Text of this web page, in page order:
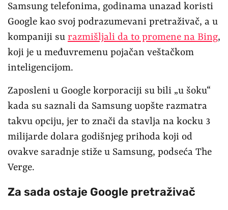
Samsung telefonima, godinama unazad koristi
Google kao svoj podrazumevani pretraživač, a u
kompaniji su razmišljali da to promene na Bing,
koji je u međuvremenu pojačan veštačkom
inteligencijom.
Zaposleni u Google korporaciji su bili „u šoku“
kada su saznali da Samsung uopšte razmatra
takvu opciju, jer to znači da stavlja na kocku 3
milijarde dolara godišnjeg prihoda koji od
ovakve saradnje stiže u Samsung, podseća The
Verge.
Za sada ostaje Google pretraživač